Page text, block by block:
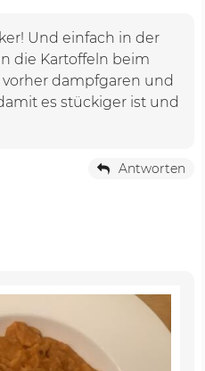
Und einfach in der
die Kartoffeln beim
dampfgaren und
es stückiger ist und
Antworten